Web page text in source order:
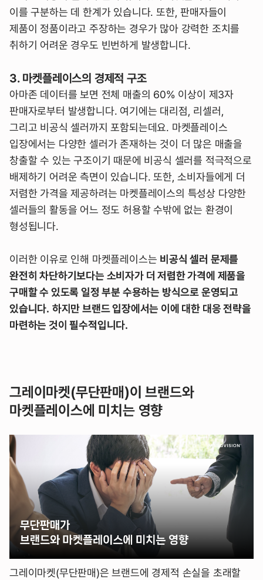
이를 구분하는 데 한계가 있습니다. 또한, 판매자들이
제품이 정품이라고 주장하는 경우가 많아 강력한 조치를
취하기 어려운 경우도 빈번하게 발생합니다.
3. 마켓플레이스의 경제적 구조
아마존 데이터를 보면 전체 매출의 60% 이상이 제3자
판매자로부터 발생합니다. 여기에는 대리점, 리셀러,
그리고 비공식 셀러까지 포함되는데요. 마켓플레이스
입장에서는 다양한 셀러가 존재하는 것이 더 많은 매출을
창출할 수 있는 구조이기 때문에 비공식 셀러를 적극적으로
배제하기 어려운 측면이 있습니다. 또한, 소비자들에게 더
저렴한 가격을 제공하려는 마켓플레이스의 특성상 다양한
셀러들의 활동을 어느 정도 허용할 수밖에 없는 환경이
형성됩니다.
이러한 이유로 인해 마켓플레이스는 비공식 셀러 문제를
완전히 차단하기보다는 소비자가 더 저렴한 가격에 제품을
구매할 수 있도록 일정 부분 수용하는 방식으로 운영되고
있습니다. 하지만 브랜드 입장에서는 이에 대한 대응 전략을
마련하는 것이 필수적입니다.
그레이마켓(무단판매)이 브랜드와
마켓플레이스에 미치는 영향
그레이마켓(무단판매)은 브랜드에 경제적 손실을 초래할